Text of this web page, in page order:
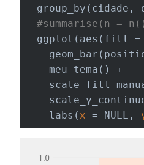
group_by(cidade,
#summarise(n =
ggplot(aes(fill
    meu_tema() +
    labs(
x = NULL,